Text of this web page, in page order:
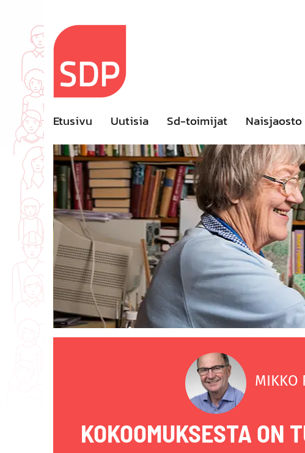
content
Etusivu Uutisia Sd-toimijat Naisjaosto
MIKKO
KOKOOMUKSESTA ON